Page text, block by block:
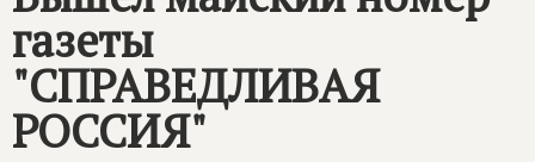
газеты
"СПРАВЕДЛИВАЯ
РОССИЯ"